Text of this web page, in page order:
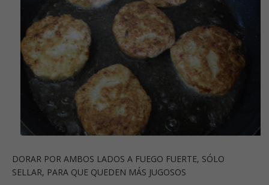
DORAR POR AMBOS LADOS A FUEGO FUERTE, SÓLO
SELLAR, PARA QUE QUEDEN MÁS JUGOSOS